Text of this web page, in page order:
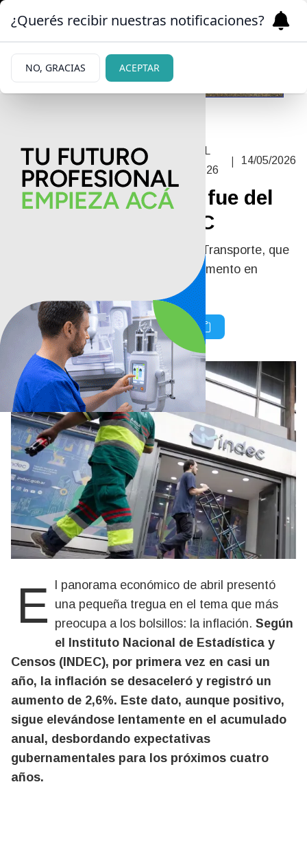
EL ACUMULADO YA SE CONSUMIÓ EL
TOTAL DE LA META OFICIAL PARA 2026
| 14/05/2026
La inflación de abril fue del
2,6% según el INDEC
La mayor suba de este mes fue el Transporte, que
se aceleró al 4,4%, producto del aumento en
El panorama económico de abril presentó una pequeña tregua en el tema que más
preocupa a los bolsillos: la inflación. Según
el Instituto Nacional de Estadística y
Censos (INDEC), por primera vez en casi un
año, la inflación se desaceleró y registró un
aumento de 2,6%. Este dato, aunque positivo,
sigue elevándose lentamente en el acumulado
anual, desbordando expectativas
gubernamentales para los próximos cuatro
años.
¿Querés recibir nuestras notificaciones?
NO, GRACIAS ACEPTAR